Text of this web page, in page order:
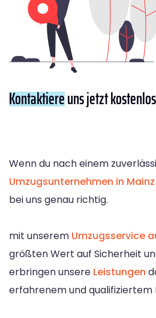
Kontaktiereuns jetzt
Wenn du nach einem
Umzugsunternehmen in Mainz
bei uns genau richtig.
mit unserem Umzugsservice
größten Wert auf Sicherheit
erbringen unsere Leistungen
erfahrenem und qualifiziertem